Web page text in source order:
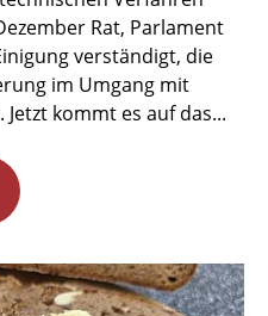
Rat, Parlament
verständigt, die
im Umgang mit
kommt es auf das...